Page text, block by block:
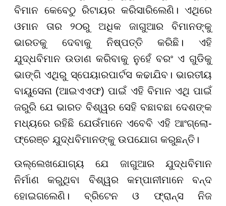
ବିମାନ କେବେଠୁ ରିଟାୟର କରିସାରିଲେଣି। ଏଥିରେ
ଓମାନ ତାର ୨୦ରୁ ଅଧିକ ଜାଗୁଆର ବିମାନଙ୍କୁ
ଭାରତକୁ ଦେବାକୁ ନିଷ୍ପତ୍ତି କରିଛି। ଏହି
ଯୁଦ୍ଧବିମାନ ଉଡାଣ କରିବାକୁ ନୁହେଁ ବରଂ ଏ ଗୁଡିକୁ
ଭାଙ୍ଗି ଏଥିରୁ ସ୍ପେୟାରପାର୍ଟସ କଢାଯିବ। ଭାରତୀୟ
ବାୟୁସେନା (ଆଇଏଏଫ) ପାଇଁ ଏହି ବିମାନ ଏଥି ପାଇଁ
ଜରୁରି ଯେ ଭାରତ ବିଶ୍ୱର ସେହି ବଛାବଛା ଦେଶଙ୍କ
ମଧ୍ୟରେ ରହିଛି ଯେଉଁମାନେ ଏବେବି ଏହି ଆଂଗ୍ଲୋ-
ଫ୍ରେଞ୍ଚ ଯୁଦ୍ଧବିମାନଙ୍କୁ ଉପଯୋଗ କରୁଛନ୍ତି।
ଉଲ୍ଲେଖଯୋଗ୍ୟ ଯେ ଜାଗୁଆର ଯୁଦ୍ଧବିମାନ
ନିର୍ମାଣ କରୁଥିବା ବିଶ୍ୱର କମ୍ପାନୀମାନେ ବନ୍ଦ
ହୋଇଗଲେଣି। ବ୍ରିଟେନ ଓ ଫ୍ରାନ୍ସ ନିଜ